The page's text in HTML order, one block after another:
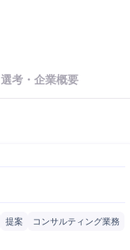
選考・企業概要
提案
コンサルティング業務